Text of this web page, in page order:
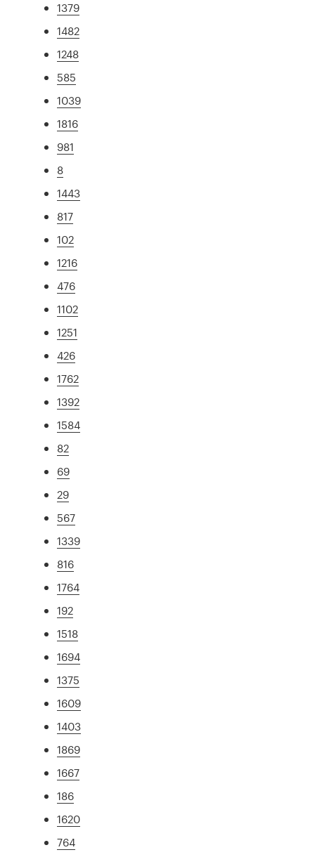
1379
1482
1248
585
1039
1816
981
8
1443
817
102
1216
476
1102
1251
426
1762
1392
1584
82
69
29
567
1339
816
1764
192
1518
1694
1375
1609
1403
1869
1667
186
1620
764